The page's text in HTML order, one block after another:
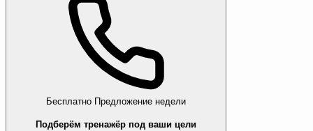
Бесплатно Предложение недели
Подберём тренажёр под ваши цели